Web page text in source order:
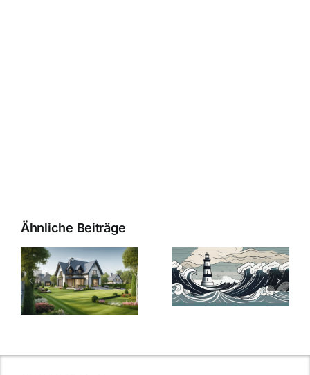
Ähnliche Beiträge
Bauzinsen im
Sturm: Die
aktuelle
Entwicklung
Die Evolution
der
Bauzinsen: Ein
Blick in die